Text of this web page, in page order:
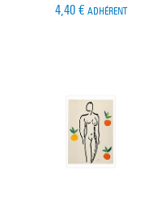
4,40 € ADHÉRENT